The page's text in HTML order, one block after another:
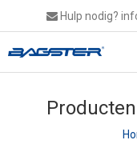
Hulp nodig?